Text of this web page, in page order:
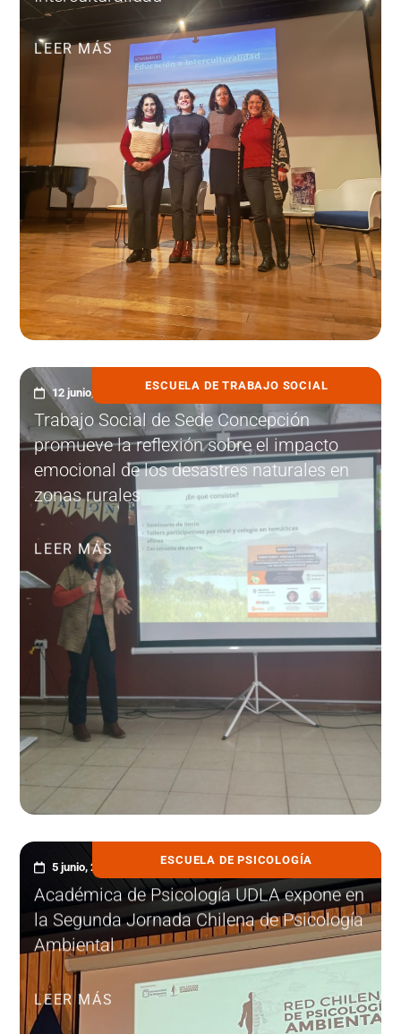
LEER MÁS
ESCUELA DE TRABAJO SOCIAL
12 junio, 2025
Trabajo Social de Sede Concepción
promueve la reflexión sobre el impacto
emocional de los desastres naturales en
zonas rurales
LEER MÁS
ESCUELA DE PSICOLOGÍA
5 junio, 2025
Académica de Psicología UDLA expone en
la Segunda Jornada Chilena de Psicología
Ambiental
LEER MÁS